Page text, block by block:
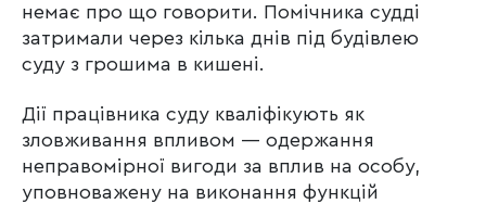
немає про що говорити. Помічника судді
затримали через кілька днів під будівлею
суду з грошима в кишені.
Дії працівника суду кваліфікують як
зловживання впливом — одержання
неправомірної вигоди за вплив на особу,
уповноважену на виконання функцій